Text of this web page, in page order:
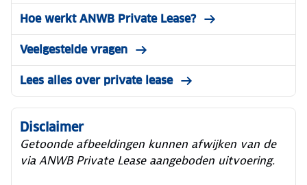
Hoe werkt ANWB Private Lease?
Veelgestelde vragen
Lees alles over private lease
Disclaimer
Getoonde afbeeldingen kunnen afwijken van de
via ANWB Private Lease aangeboden uitvoering.